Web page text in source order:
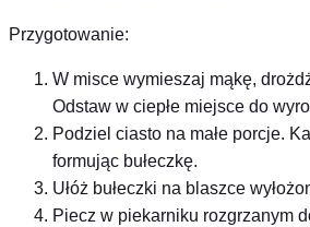
Przygotowanie:
W misce wymieszaj mąkę,
Odstaw w ciepłe miejsce do
Podziel ciasto na małe porcje.
formując bułeczkę.
Ułóż bułeczki na blaszce
Piecz w piekarniku rozgrzanym